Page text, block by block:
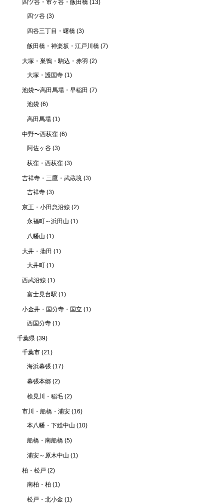
四ツ谷・市ヶ谷・飯田橋 (13)
四ツ谷 (3)
四谷三丁目・曙橋 (3)
飯田橋・神楽坂・江戸川橋 (7)
大塚・巣鴨・駒込・赤羽 (2)
大塚・護国寺 (1)
池袋〜高田馬場・早稲田 (7)
池袋 (6)
高田馬場 (1)
中野〜西荻窪 (6)
阿佐ヶ谷 (3)
荻窪・西荻窪 (3)
吉祥寺・三鷹・武蔵境 (3)
吉祥寺 (3)
京王・小田急沿線 (2)
永福町～浜田山 (1)
八幡山 (1)
大井・蒲田 (1)
大井町 (1)
西武沿線 (1)
富士見台駅 (1)
小金井・国分寺・国立 (1)
西国分寺 (1)
千葉県 (39)
千葉市 (21)
海浜幕張 (17)
幕張本郷 (2)
検見川・稲毛 (2)
市川・船橋・浦安 (16)
本八幡・下総中山 (10)
船橋・南船橋 (5)
浦安～原木中山 (1)
柏・松戸 (2)
南柏・柏 (1)
松戸・北小金 (1)